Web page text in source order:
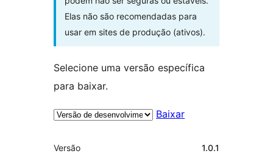
Elas não são recomendadas para
usar em sites de produção (ativos).
Selecione uma versão específica
para baixar.
Baixar
Meta
Versão 1.0.1